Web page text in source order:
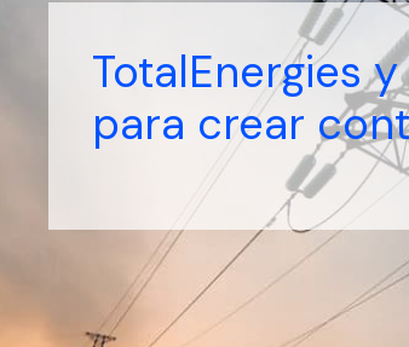
TotalEnergies
para crear